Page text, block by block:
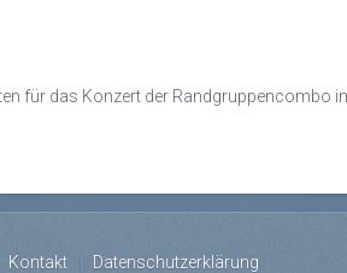
für das Konzert der Randgruppencombo
Kontakt Datenschutzerklärung